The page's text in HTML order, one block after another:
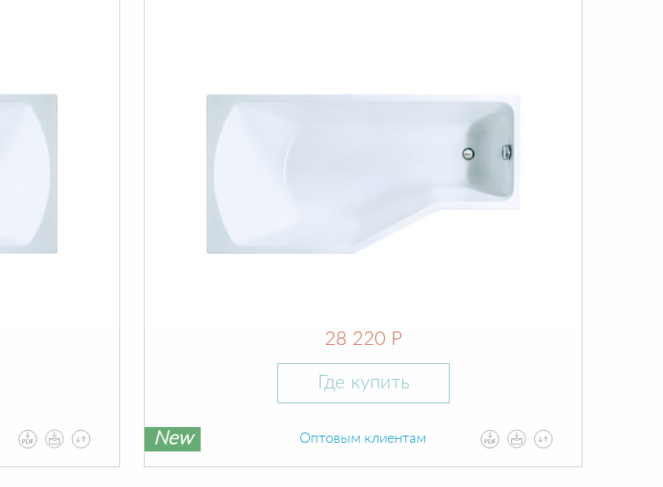
28 220 Р
Где купить
New Оптовым клиентам